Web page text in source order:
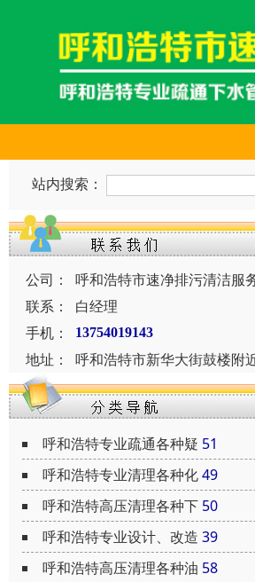
站内搜索：
公司：
呼和浩特市速净排污清洁服
联系：
白经理
手机：
13754019143
地址： 呼和浩特市新华大街鼓楼附
呼和浩特专业疏通各种疑 51
呼和浩特专业清理各种化49
呼和浩特高压清理各种下 50
呼和浩特专业设计、改造 39
呼和浩特高压清理各种油 58